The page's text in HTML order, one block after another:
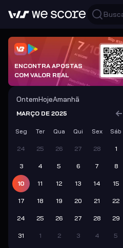
ENCONTRA APOSTAS
COM VALOR REAL
OntemHojeAmanhã
MARÇO DE 2025
Seg Ter Qua Qui Sex Sáb
24 25 26 27 28 1
3 4 5 6 7 8
10 11 12 13 14 15
17 18 19 20 21 22
24 25 26 27 28 29
31 1 2 3 4 5